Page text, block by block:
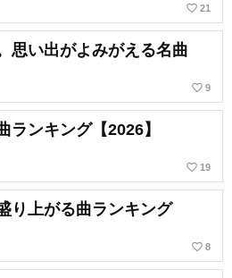
favorite_border 21
思い出がよみがえる名曲
favorite_border 9
ランキング【2026】
favorite_border 19
り上がる曲ランキング
favorite_border 8